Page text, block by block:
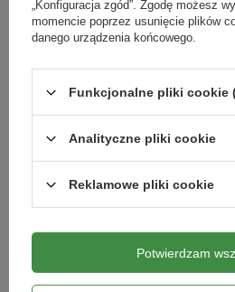
12,09 zł
Kategorie powiązane
Nasiona warzyw,
„Konfiguracja zgód”. Zgodę możesz
momencie poprzez usunięcie plików
danego urządzenia końcowego.
Funkcjonalne pliki cookie
Analityczne pliki cookie
Reklamowe pliki cookie
Potwierdzam